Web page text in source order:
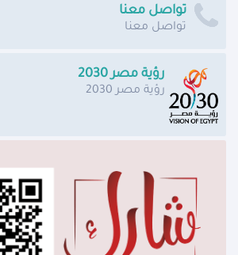
تواصل معنا
تواصل معنا
رؤية مصر 2030
رؤية مصر 2030